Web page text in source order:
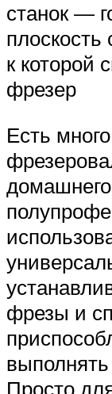
станок —
плоскость
к которой
фрезер
Есть
фрезы и
Просто